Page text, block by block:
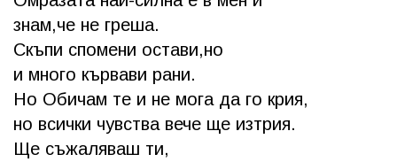
знам,че не греша.
Скъпи спомени остави,но
и много кървави рани.
Но Обичам те и не мога да го крия,
но всички чувства вече ще изтрия.
Ще съжаляваш ти,